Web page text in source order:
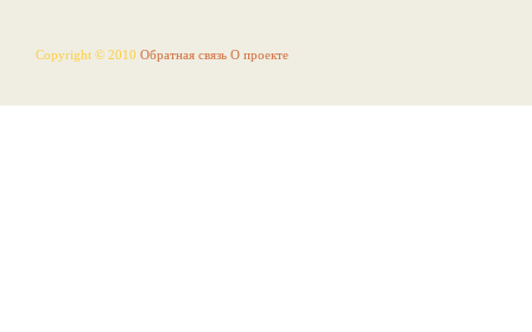
Copyright © 2010 Обратная связь О проекте